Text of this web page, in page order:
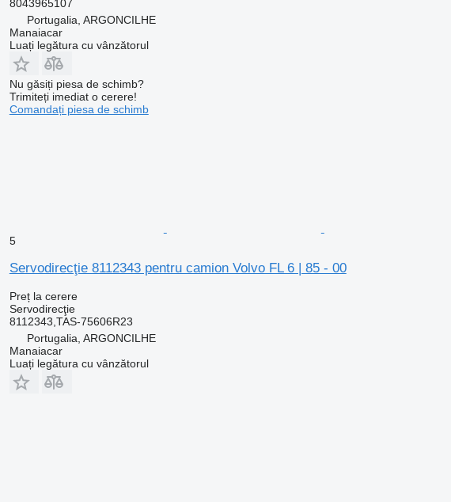
8043965107
Portugalia, ARGONCILHE
Manaiacar
Luați legătura cu vânzătorul
Nu găsiți piesa de schimb?
Trimiteți imediat o cerere!
Comandați piesa de schimb
5
Servodirecţie 8112343 pentru camion Volvo FL 6 | 85 - 00
Preț la cerere
Servodirecţie
8112343,TAS-75606R23
Portugalia, ARGONCILHE
Manaiacar
Luați legătura cu vânzătorul